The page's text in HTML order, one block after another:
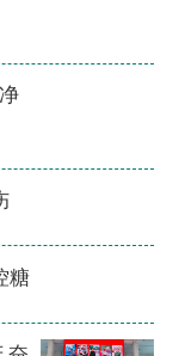
糖